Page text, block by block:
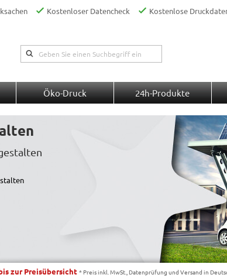
Kostenloser Datencheck Kostenlose
Öko-Druck 24h-Produkte
zur Preisübersicht * Preis inkl. MwSt., Datenprüfung und Versand in